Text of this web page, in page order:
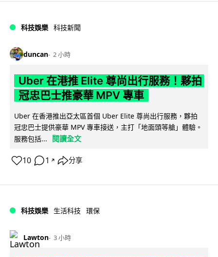
科技娛樂 科技新聞
duncan 2 小時
Uber 在港推 Elite 尊尚出行服務！夥拍
冠忠巴士推豪華 MPV 專車
Uber 在香港推出亞太區首個 Uber Elite 尊尚出行服務，夥拍
冠忠巴士提供豪華 MPV 專車接送，主打「地面頭等艙」體驗。
服務包括...
閱讀全文
10 1 ↗ 分享
科技娛樂 生活科技 環保
Lawton 3 小時